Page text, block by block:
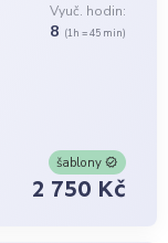
Vyuč. hodin:
8 (1h = 45 min)
šablony
2 750 Kč